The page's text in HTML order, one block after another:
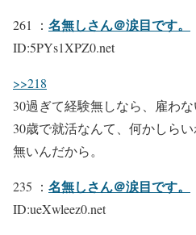
261 ： 名無しさん＠涙目です。
ID:5PYs1XPZ0.net
>>218
30過ぎて経験無しなら、雇わな
30歳で就活なんて、何かしら
無いんだから。
235 ： 名無しさん＠涙目です。
ID:ueXwleez0.net